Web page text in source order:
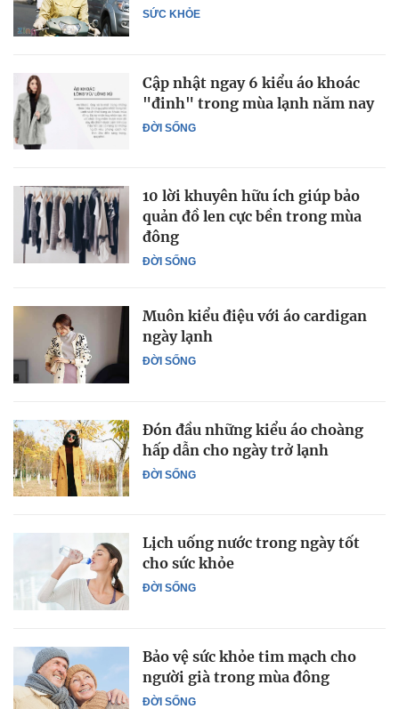
SỨC KHỎE
ĐỜI SỐNG
Cập nhật ngay 6 kiểu áo khoác
"đinh" trong mùa lạnh năm nay
ĐỜI SỐNG
10 lời khuyên hữu ích giúp bảo
quản đồ len cực bền trong mùa
đông
ĐỜI SỐNG
Muôn kiểu điệu với áo cardigan
ngày lạnh
ĐỜI SỐNG
Đón đầu những kiểu áo choàng
hấp dẫn cho ngày trở lạnh
ĐỜI SỐNG
Lịch uống nước trong ngày tốt
cho sức khỏe
ĐỜI SỐNG
Bảo vệ sức khỏe tim mạch cho
người già trong mùa đông